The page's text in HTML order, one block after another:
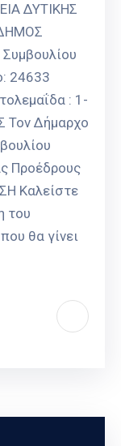
ΔΥΤΙΚΗΣ
24633
: 1-
Τον Δήμαρχο
Προέδρους
Καλείστε
του
θα γίνει